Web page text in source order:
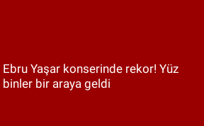
Ebru Yaşar konserinde rekor! Yüz
binler bir araya geldi